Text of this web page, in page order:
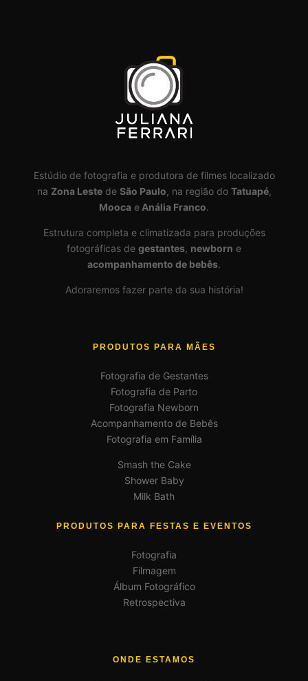
Estúdio de fotografia e produtora de filmes localizado
na Zona Lestede São Paulo, na região do Tatuapé,
Mooca e Anália Franco.
Estrutura completa e climatizada para produções
fotográficas de gestantes, newborn e
acompanhamento de bebês.
Adoraremos fazer parte da sua história!
PRODUTOS PARA MÃES
Fotografia de Gestantes
Fotografia de Parto
Fotografia Newborn
Acompanhamento de Bebês
Fotografia em Família
Smash the Cake
Shower Baby
Milk Bath
PRODUTOS PARA FESTAS E EVENTOS
Fotografia
Filmagem
Álbum Fotográfico
Retrospectiva
ONDE ESTAMOS